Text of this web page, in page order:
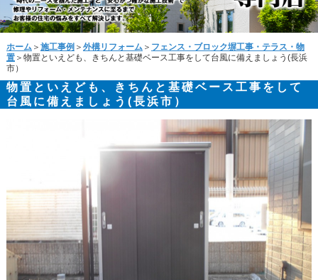
ホーム ＞ 施工事例 ＞ 外構リフォーム ＞ フェンス・ブロック塀工事・テラス・物
置＞物置といえども、きちんと基礎ベース工事をして台風に備えましょう(長浜
市）
物置といえども、きちんと基礎ベース工事をして
台風に備えましょう(長浜市）